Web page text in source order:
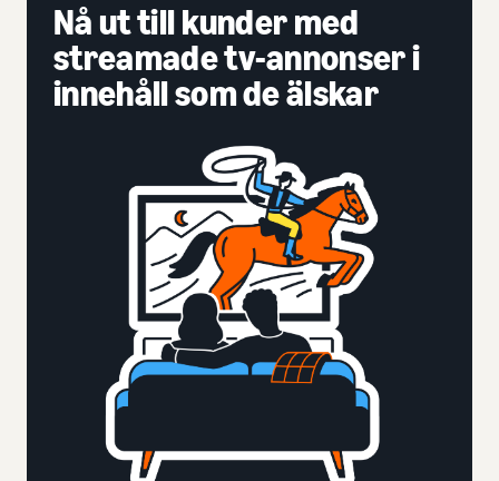
Nå ut till kunder med
streamade tv-annonser i
innehåll som de älskar